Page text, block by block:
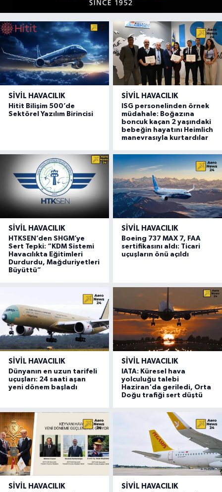
SIVIL HAVACILIK
Hitit Bilişim 500’de
Sektörel Yazılım Birincisi
SIVIL HAVACILIK
ISG personelinden örnek
müdahale: Boğazına
boncuk kaçan 2 yaşındaki
bebeğin hayatını Heimlich
manevrasıyla kurtardılar
SIVIL HAVACILIK
HTKSEN’den SHGM’ye
Sert Tepki: “KDM Sistemi
Havacılıkta Eğitimleri
Durdurdu, Mağduriyetleri
Büyüttü”
SIVIL HAVACILIK
Boeing 737 MAX 7, FAA
sertifikasını aldı: Ticari
uçuşların önü açıldı
SIVIL HAVACILIK
Dünyanın en uzun tarifeli
uçuşları: 24 saati aşan
yeni dönem başladı
SIVIL HAVACILIK
IATA: Küresel hava
yolculuğu talebi
Haziran'da geriledi, Orta
Doğu trafiği sert düştü
SIVIL HAVACILIK SIVIL HAVACILIK